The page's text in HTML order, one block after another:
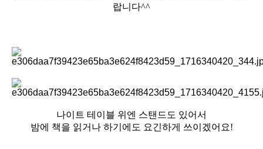
랍니다^^
나이트 테이블 위엔 스탠드도 있어서
밤에 책을 읽거나 하기에도 요긴하게 쓰이겠어요!